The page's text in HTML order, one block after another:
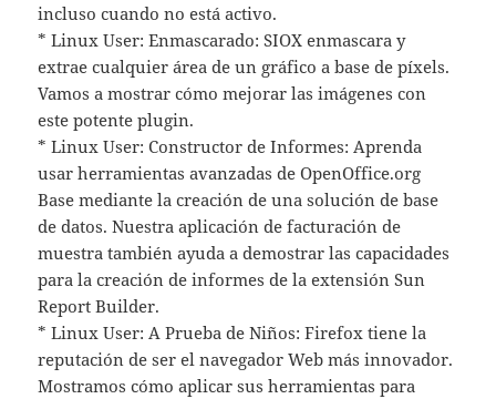
incluso cuando no está activo.
* Linux User: Enmascarado: SIOX enmascara y
extrae cualquier área de un gráfico a base de píxels.
Vamos a mostrar cómo mejorar las imágenes con
este potente plugin.
* Linux User: Constructor de Informes: Aprenda
usar herramientas avanzadas de OpenOffice.org
Base mediante la creación de una solución de base
de datos. Nuestra aplicación de facturación de
muestra también ayuda a demostrar las capacidades
para la creación de informes de la extensión Sun
Report Builder.
* Linux User: A Prueba de Niños: Firefox tiene la
reputación de ser el navegador Web más innovador.
Mostramos cómo aplicar sus herramientas para